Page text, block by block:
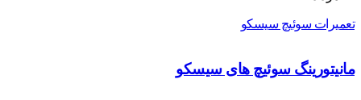
تعمیرات سوئیچ سیسکو
مانیتورینگ سوئیچ های سیسکو